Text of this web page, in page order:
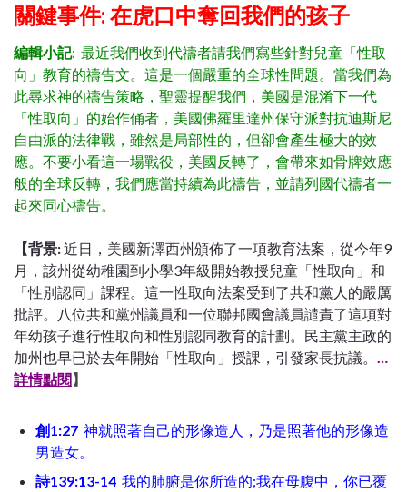
關鍵事件: 在虎口中奪回我們的孩子
編輯小記: 最近我們收到代禱者請我們寫些針對兒童「性取
向」教育的禱告文。這是一個嚴重的全球性問題。當我們為
此尋求神的禱告策略，聖靈提醒我們，美國是混淆下一代
「性取向」的始作俑者，美國佛羅里達州保守派對抗迪斯尼
自由派的法律戰，雖然是局部性的，但卻會產生極大的效
應。不要小看這一場戰役，美國反轉了，會帶來如骨牌效應
般的全球反轉，我們應當持續為此禱告，並請列國代禱者一
起來同心禱告。
【背景:近日，美國新澤西州頒佈了一項教育法案，從今年9
月，該州從幼稚園到小學3年級開始教授兒童「性取向」和
「性別認同」課程。這一性取向法案受到了共和黨人的嚴厲
批評。八位共和黨州議員和一位聯邦國會議員譴責了這項對
年幼孩子進行性取向和性別認同教育的計劃。民主黨主政的
加州也早已於去年開始「性取向」授課，引發家長抗議。
…
詳情點閱】
創1:27 神就照著自己的形像造人，乃是照著他的形像造
男造女。
詩139:13-14 我的肺腑是你所造的;我在母腹中，你已覆